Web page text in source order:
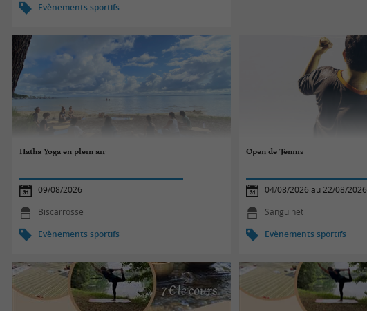
Evènements sportifs
Hatha Yoga en plein air
09/08/2026
Biscarrosse
Evènements sportifs
Open de Tennis
04/08/2026 au 22/08/2026
Sanguinet
Evènements sportifs